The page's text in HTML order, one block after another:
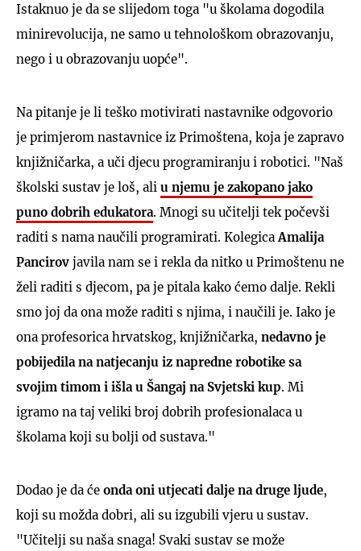
Istaknuo je da se slijedom toga "u školama dogodila
minirevolucija, ne samo u tehnološkom obrazovanju,
nego i u obrazovanju uopće".
Na pitanje je li teško motivirati nastavnike odgovorio
je primjerom nastavnice iz Primoštena, koja je zapravo
knjižničarka, a uči djecu programiranju i robotici. "Naš
školski sustav je loš, ali u njemu je zakopano jako
puno dobrih edukatora. Mnogi su učitelji tek počevši
raditi s nama naučili programirati. Kolegica Amalija
Pancirov javila nam se i rekla da nitko u Primoštenu ne
želi raditi s djecom, pa je pitala kako ćemo dalje. Rekli
smo joj da ona može raditi s njima, i naučili je. Iako je
ona profesorica hrvatskog, knjižničarka, nedavno je
pobijedila na natjecanju iz napredne robotike sa
svojim timom i išla u Šangaj na Svjetski kup. Mi
igramo na taj veliki broj dobrih profesionalaca u
školama koji su bolji od sustava."
Dodao je da će onda oni utjecati dalje na druge ljude,
koji su možda dobri, ali su izgubili vjeru u sustav.
"Učitelji su naša snaga! Svaki sustav se može